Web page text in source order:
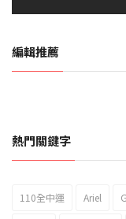
編輯推薦
2023新北市北
熱門關鍵字
110全中運 Ariel